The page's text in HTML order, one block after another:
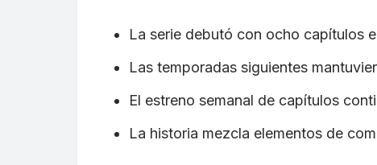
La serie debutó con ocho capítulos
Las temporadas siguientes
El estreno semanal de capítulos
La historia mezcla elementos de